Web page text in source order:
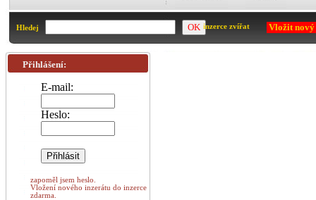
Hledej inzerce zvířat Vložit
Přihlášení:
E-mail:
Heslo:
zapoměl jsem heslo.
Vložení nového inzerátu do inzerce
zdarma.